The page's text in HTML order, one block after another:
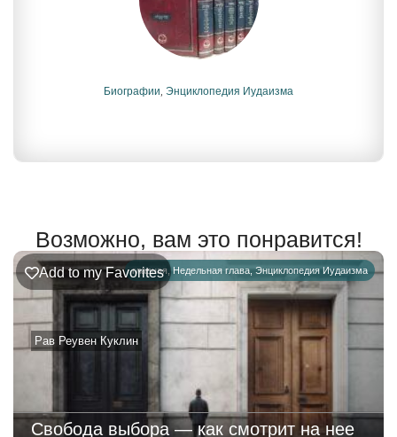
Биографии, Энциклопедия Иудаизма
Возможно, вам это понравится!
главная ,Недельная глава,Энциклопедия Иудаизма
Рав Реувен Куклин
Add to my Favorites
Свобода выбора — как смотрит на нее